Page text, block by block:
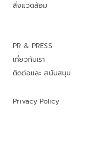
สิ่งแวดล้อม
PR & PRESS
เกี่ยวกับเรา
ติดต่อและ สนับสนุน
Privacy Policy